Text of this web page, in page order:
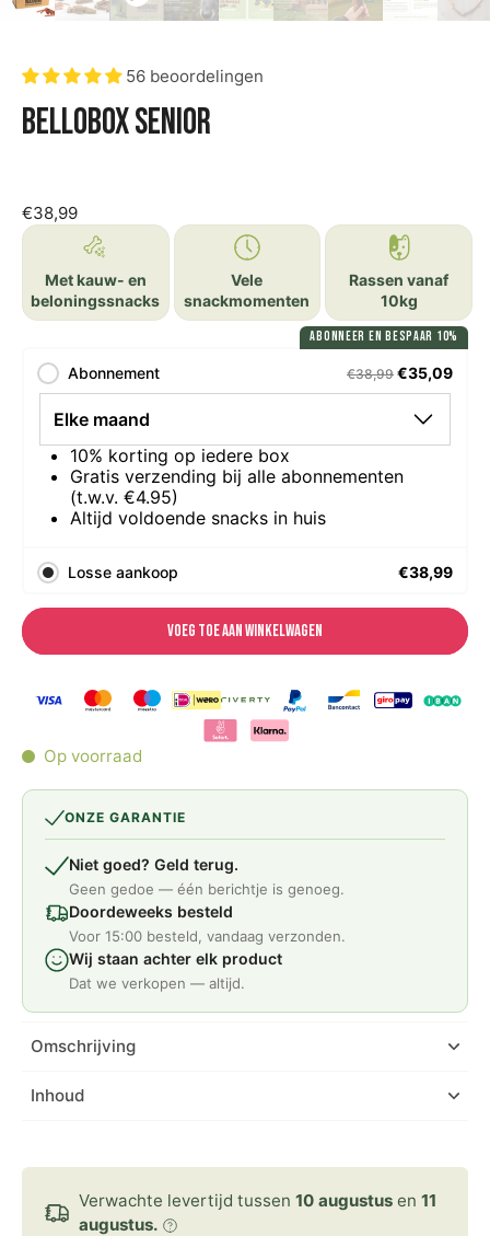
56 beoordelingen
Bellobox Senior
€38,99
Met kauw- en
beloningssnacks
Vele
snackmomenten
Rassen vanaf
10kg
ABONNEER EN BESPAAR 10%
Abonnement €38,99 €35,09
10% korting op iedere box
Gratis verzending bij alle abonnementen
(t.w.v. €4.95)
Altijd voldoende snacks in huis
Losse aankoop €38,99
Voeg toe aan winkelwagen
Op voorraad
ONZE GARANTIE
Niet goed? Geld terug.
Geen gedoe — één berichtje is genoeg.
Doordeweeks besteld
Voor 15:00 besteld, vandaag verzonden.
Wij staan achter elk product
Dat we verkopen — altijd.
Omschrijving
Inhoud
Verwachte levertijd tussen 10 augustus en 11
augustus.